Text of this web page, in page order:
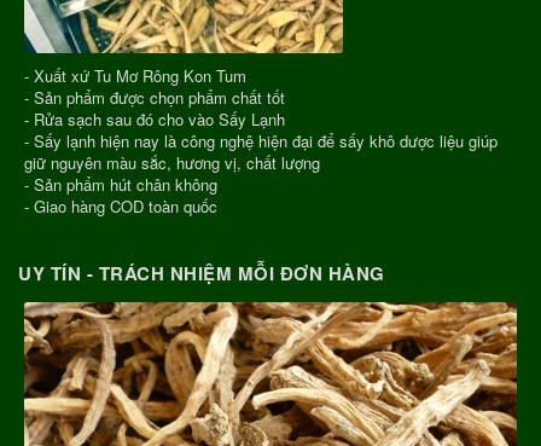
- Xuất xứ Tu Mơ Rông Kon Tum
- Sản phẩm được chọn phẩm chất tốt
- Rửa sạch sau đó cho vào Sấy Lạnh
- Sấy lạnh hiện nay là công nghệ hiện đại để sấy khô dược liệu giúp
giữ nguyên màu sắc, hương vị, chất lượng
- Sản phẩm hút chân không
- Giao hàng COD toàn quốc
UY TÍN - TRÁCH NHIỆM MỖI ĐƠN HÀNG